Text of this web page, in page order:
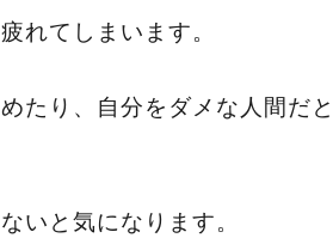
れてしまいます。
たり、自分をダメな人間だ
いと気になります。